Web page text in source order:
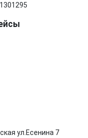
ул.Есенина 7